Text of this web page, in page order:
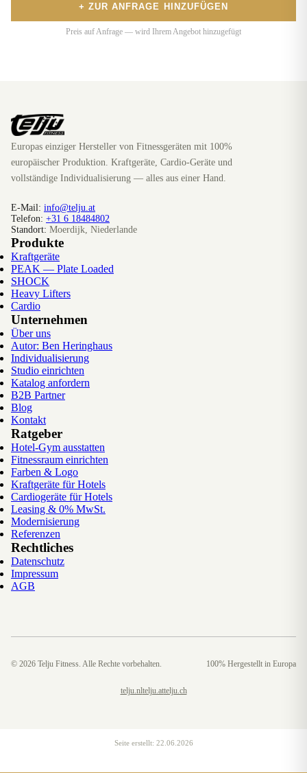
+ ZUR ANFRAGE HINZUFÜGEN
Preis auf Anfrage — wird Ihrem Angebot hinzugefügt
Europas einziger Hersteller von Fitnessgeräten mit 100%
europäischer Produktion. Kraftgeräte, Cardio-Geräte und
vollständige Individualisierung — alles aus einer Hand.
E-Mail: info@telju.at
Telefon: +31 6 18484802
Standort: Moerdijk, Niederlande
Produkte
Kraftgeräte
PEAK — Plate Loaded
SHOCK
Heavy Lifters
Cardio
Unternehmen
Über uns
Autor: Ben Heringhaus
Individualisierung
Studio einrichten
Katalog anfordern
B2B Partner
Blog
Kontakt
Ratgeber
Hotel-Gym ausstatten
Fitnessraum einrichten
Farben & Logo
Kraftgeräte für Hotels
Cardiogeräte für Hotels
Leasing & 0% MwSt.
Modernisierung
Referenzen
Rechtliches
Datenschutz
Impressum
AGB
© 2026 Telju Fitness. Alle Rechte vorbehalten. 100% Hergestellt in Europa
telju.nltelju.attelju.ch
Seite erstellt: 22.06.2026